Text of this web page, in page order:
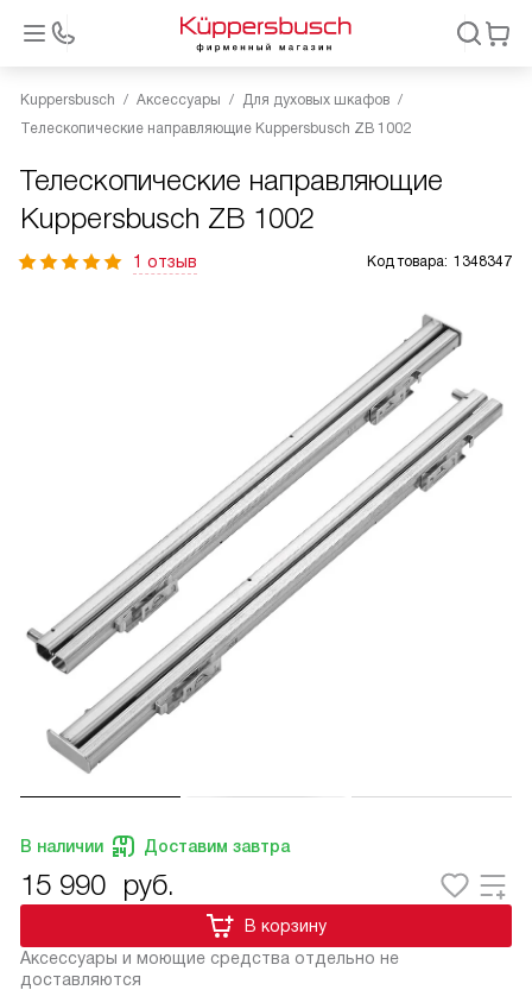
Kuppersbusch Аксессуары
Для духовых шкафов
Телескопические направляющие Kuppersbusch ZB 1002
Телескопические направляющие
Kuppersbusch ZB 1002
1 отзыв Код товара: 1348347
В наличии Доставим завтра
15 990 руб.
Аксессуары и моющие средства отдельно не
доставляются
В корзину